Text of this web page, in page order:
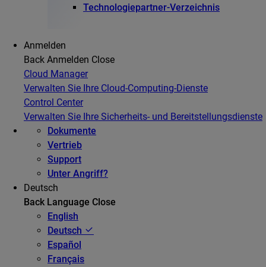
Technologiepartner-Verzeichnis
Anmelden
Back Anmelden Close
Cloud Manager
Verwalten Sie Ihre Cloud-Computing-Dienste
Control Center
Verwalten Sie Ihre Sicherheits- und Bereitstellungsdienste
Dokumente
Vertrieb
Support
Unter Angriff?
Deutsch
Back Language Close
English
Deutsch
Español
Français